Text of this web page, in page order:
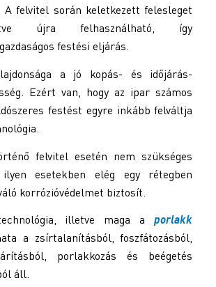
felvitel során keletkezett felesleget
újra felhasználható, így
festési eljárás.
a jó kopás- és időjárás-
Ezért van, hogy az ipar számos
festést egyre inkább felváltja
felvitel esetén nem szükséges
esetekben elég egy rétegben
korrózióvédelmet biztosít.
illetve maga aporlakk
a zsírtalanításból, foszfátozásból,
porlakkozás és beégetés
áll.